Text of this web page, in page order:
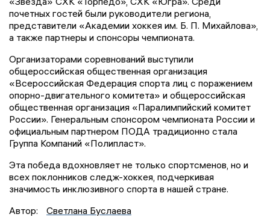
почетных гостей были руководители региона,
представители «Академии хоккея им. Б. П. Михайлова»,
а также партнеры и спонсоры чемпионата.
Организаторами соревнований выступили
общероссийская общественная организация
«Всероссийская Федерация спорта лиц с поражением
опорно-двигательного комитета» и общероссийская
общественная организация «Паралимпийский комитет
России». Генеральным спонсором чемпионата России и
официальным партнером ПОДА традиционно стала
Группа Компаний «Полипласт».
Эта победа вдохновляет не только спортсменов, но и
всех поклонников следж-хоккея, подчеркивая
значимость инклюзивного спорта в нашей стране.
Автор:
Светлана Буслаева